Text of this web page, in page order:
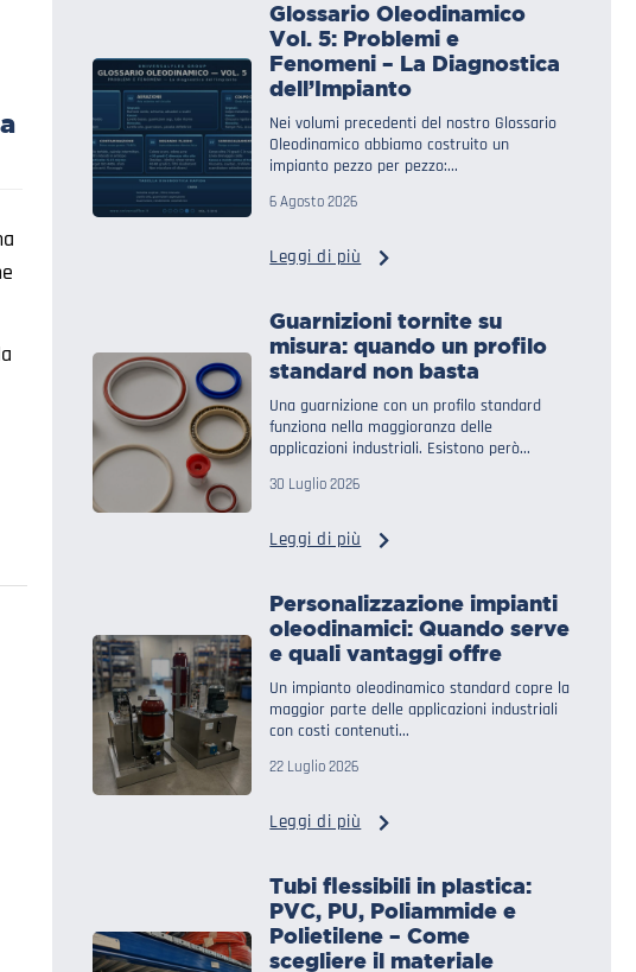
Glossario Oleodinamico
Vol. 5: Problemi e
Fenomeni – La Diagnostica
dell’Impianto
Nei volumi precedenti del nostro Glossario
Oleodinamico abbiamo costruito un
impianto pezzo per pezzo:...
6 Agosto 2026
Leggi di più
Guarnizioni tornite su
misura: quando un profilo
standard non basta
Una guarnizione con un profilo standard
funziona nella maggioranza delle
applicazioni industriali. Esistono però...
30 Luglio 2026
Leggi di più
Personalizzazione impianti
oleodinamici: Quando serve
e quali vantaggi offre
Un impianto oleodinamico standard copre la
maggior parte delle applicazioni industriali
con costi contenuti...
22 Luglio 2026
Leggi di più
Tubi flessibili in plastica:
PVC, PU, Poliammide e
Polietilene – Come
scegliere il materiale